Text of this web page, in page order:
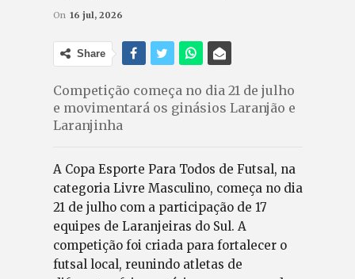
On 16 jul, 2026
Share
Competição começa no dia 21 de julho
e movimentará os ginásios Laranjão e
Laranjinha
A Copa Esporte Para Todos de Futsal, na
categoria Livre Masculino, começa no dia
21 de julho com a participação de 17
equipes de Laranjeiras do Sul. A
competição foi criada para fortalecer o
futsal local, reunindo atletas de